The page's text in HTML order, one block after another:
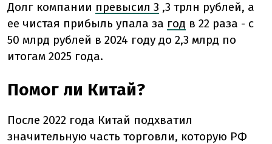
Долг компании превысил 3 ,3 трлн рублей, а
ее чистая прибыль упала за год в 22 раза - с
50 млрд рублей в 2024 году до 2,3 млрд по
итогам 2025 года.
Помог ли Китай?
После 2022 года Китай подхватил
значительную часть торговли, которую РФ